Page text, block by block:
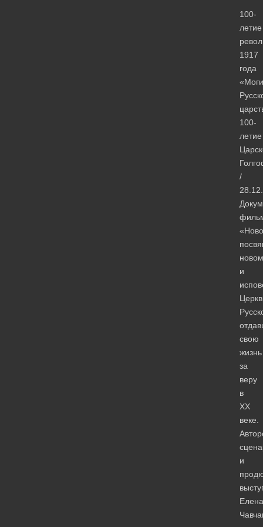
100-
летие
1917
года
100-
летие
/
и
свою
жизнь
за
веру
в
ХХ
веке.
и
Елена